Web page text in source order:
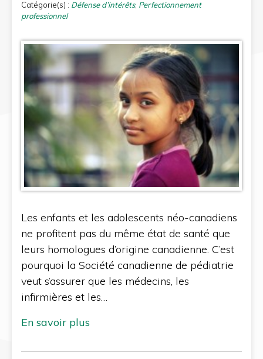
Catégorie(s) : Défense d’intérêts, Perfectionnement
professionnel
Les enfants et les adolescents néo-canadiens
ne profitent pas du même état de santé que
leurs homologues d’origine canadienne. C’est
pourquoi la Société canadienne de pédiatrie
veut s’assurer que les médecins, les
infirmières et les…
En savoir plus